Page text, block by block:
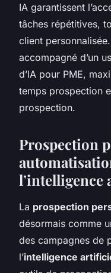
IA garantissent
tâches répétitives,
client
accompagné d’un
d’IA pour PME,
temps prospection
prospection.
Prospection
La prospection
désormais comme
des campagnes de
l’intelligence